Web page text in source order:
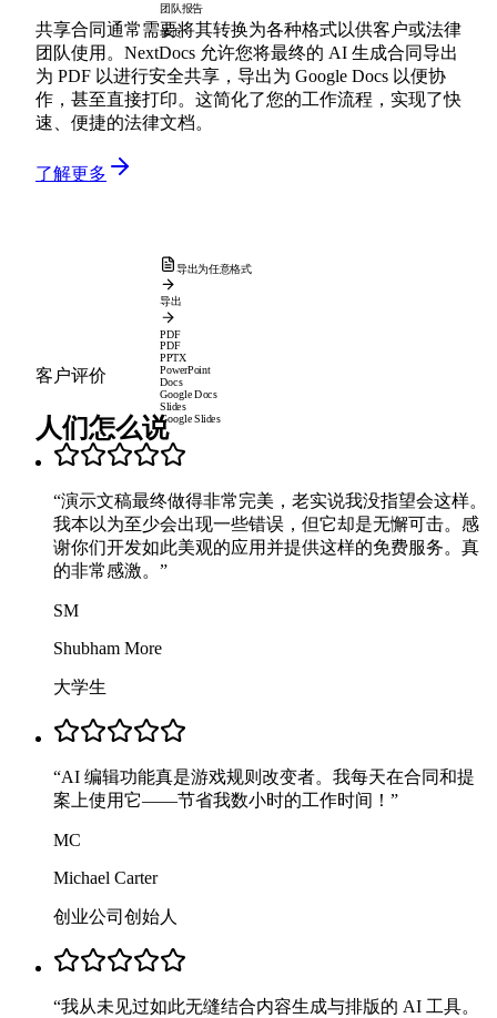
团队报告
单页
共享合同通常需要将其转换为各种格式以供客户或法律
团队使用。NextDocs 允许您将最终的 AI 生成合同导出
为 PDF 以进行安全共享，导出为 Google Docs 以便协
作，甚至直接打印。这简化了您的工作流程，实现了快
速、便捷的法律文档。
了解更多
导出为任意格式
导出
PDF
PDF
PPTX
PowerPoint
Docs
Google Docs
Slides
Google Slides
客户评价
人们怎么说
“演示文稿最终做得非常完美，老实说我没指望会这样。
我本以为至少会出现一些错误，但它却是无懈可击。感
谢你们开发如此美观的应用并提供这样的免费服务。真
的非常感激。 ”
SM
Shubham More
大学生
“AI 编辑功能真是游戏规则改变者。我每天在合同和提
案上使用它——节省我数小时的工作时间！ ”
MC
Michael Carter
创业公司创始人
“我从未见过如此无缝结合内容生成与排版的 AI 工具。